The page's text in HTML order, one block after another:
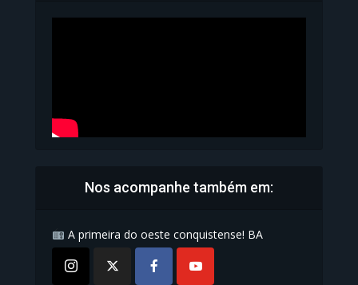
Nos acompanhe também em:
A primeira do oeste conquistense! BA